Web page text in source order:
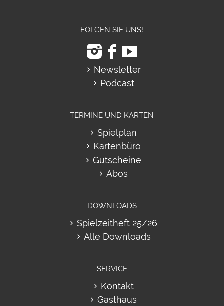
FOLGEN SIE UNS!
Newsletter
Podcast
TERMINE UND KARTEN
Spielplan
Kartenbüro
Gutscheine
Abos
DOWNLOADS
Spielzeitheft 25/26
Alle Downloads
SERVICE
Kontakt
Gasthaus